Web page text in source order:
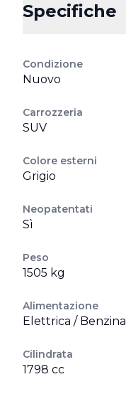
Specifiche
Condizione
Nuovo
Carrozzeria
SUV
Colore esterni
Grigio
Neopatentati
Sì
Peso
1505 kg
Alimentazione
Elettrica / Benzina
Cilindrata
1798 cc